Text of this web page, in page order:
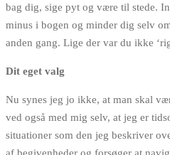
bag dig, sige pyt og være til stede.
minus i bogen og minder dig selv
anden gang. Lige der var du ikke
Dit eget valg
Nu synes jeg jo ikke, at man skal
ved også med mig selv, at jeg er
situationer som den jeg beskriver